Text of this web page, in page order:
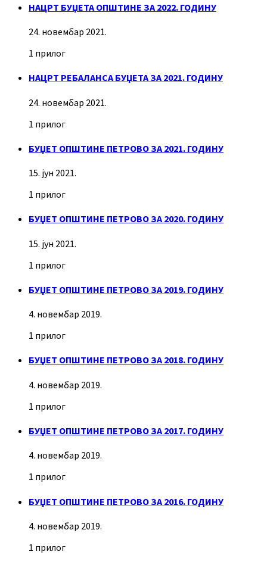
НАЦРТ БУЏЕТА ОПШТИНЕ ЗА 2022. ГОДИНУ
24. новембар 2021.
1 прилог
НАЦРТ РЕБАЛАНСА БУЏЕТА ЗА 2021. ГОДИНУ
24. новембар 2021.
1 прилог
БУЏЕТ ОПШТИНЕ ПЕТРОВО ЗА 2021. ГОДИНУ
15. јун 2021.
1 прилог
БУЏЕТ ОПШТИНЕ ПЕТРОВО ЗА 2020. ГОДИНУ
15. јун 2021.
1 прилог
БУЏЕТ ОПШТИНЕ ПЕТРОВО ЗА 2019. ГОДИНУ
4. новембар 2019.
1 прилог
БУЏЕТ ОПШТИНЕ ПЕТРОВО ЗА 2018. ГОДИНУ
4. новембар 2019.
1 прилог
БУЏЕТ ОПШТИНЕ ПЕТРОВО ЗА 2017. ГОДИНУ
4. новембар 2019.
1 прилог
БУЏЕТ ОПШТИНЕ ПЕТРОВО ЗА 2016. ГОДИНУ
4. новембар 2019.
1 прилог